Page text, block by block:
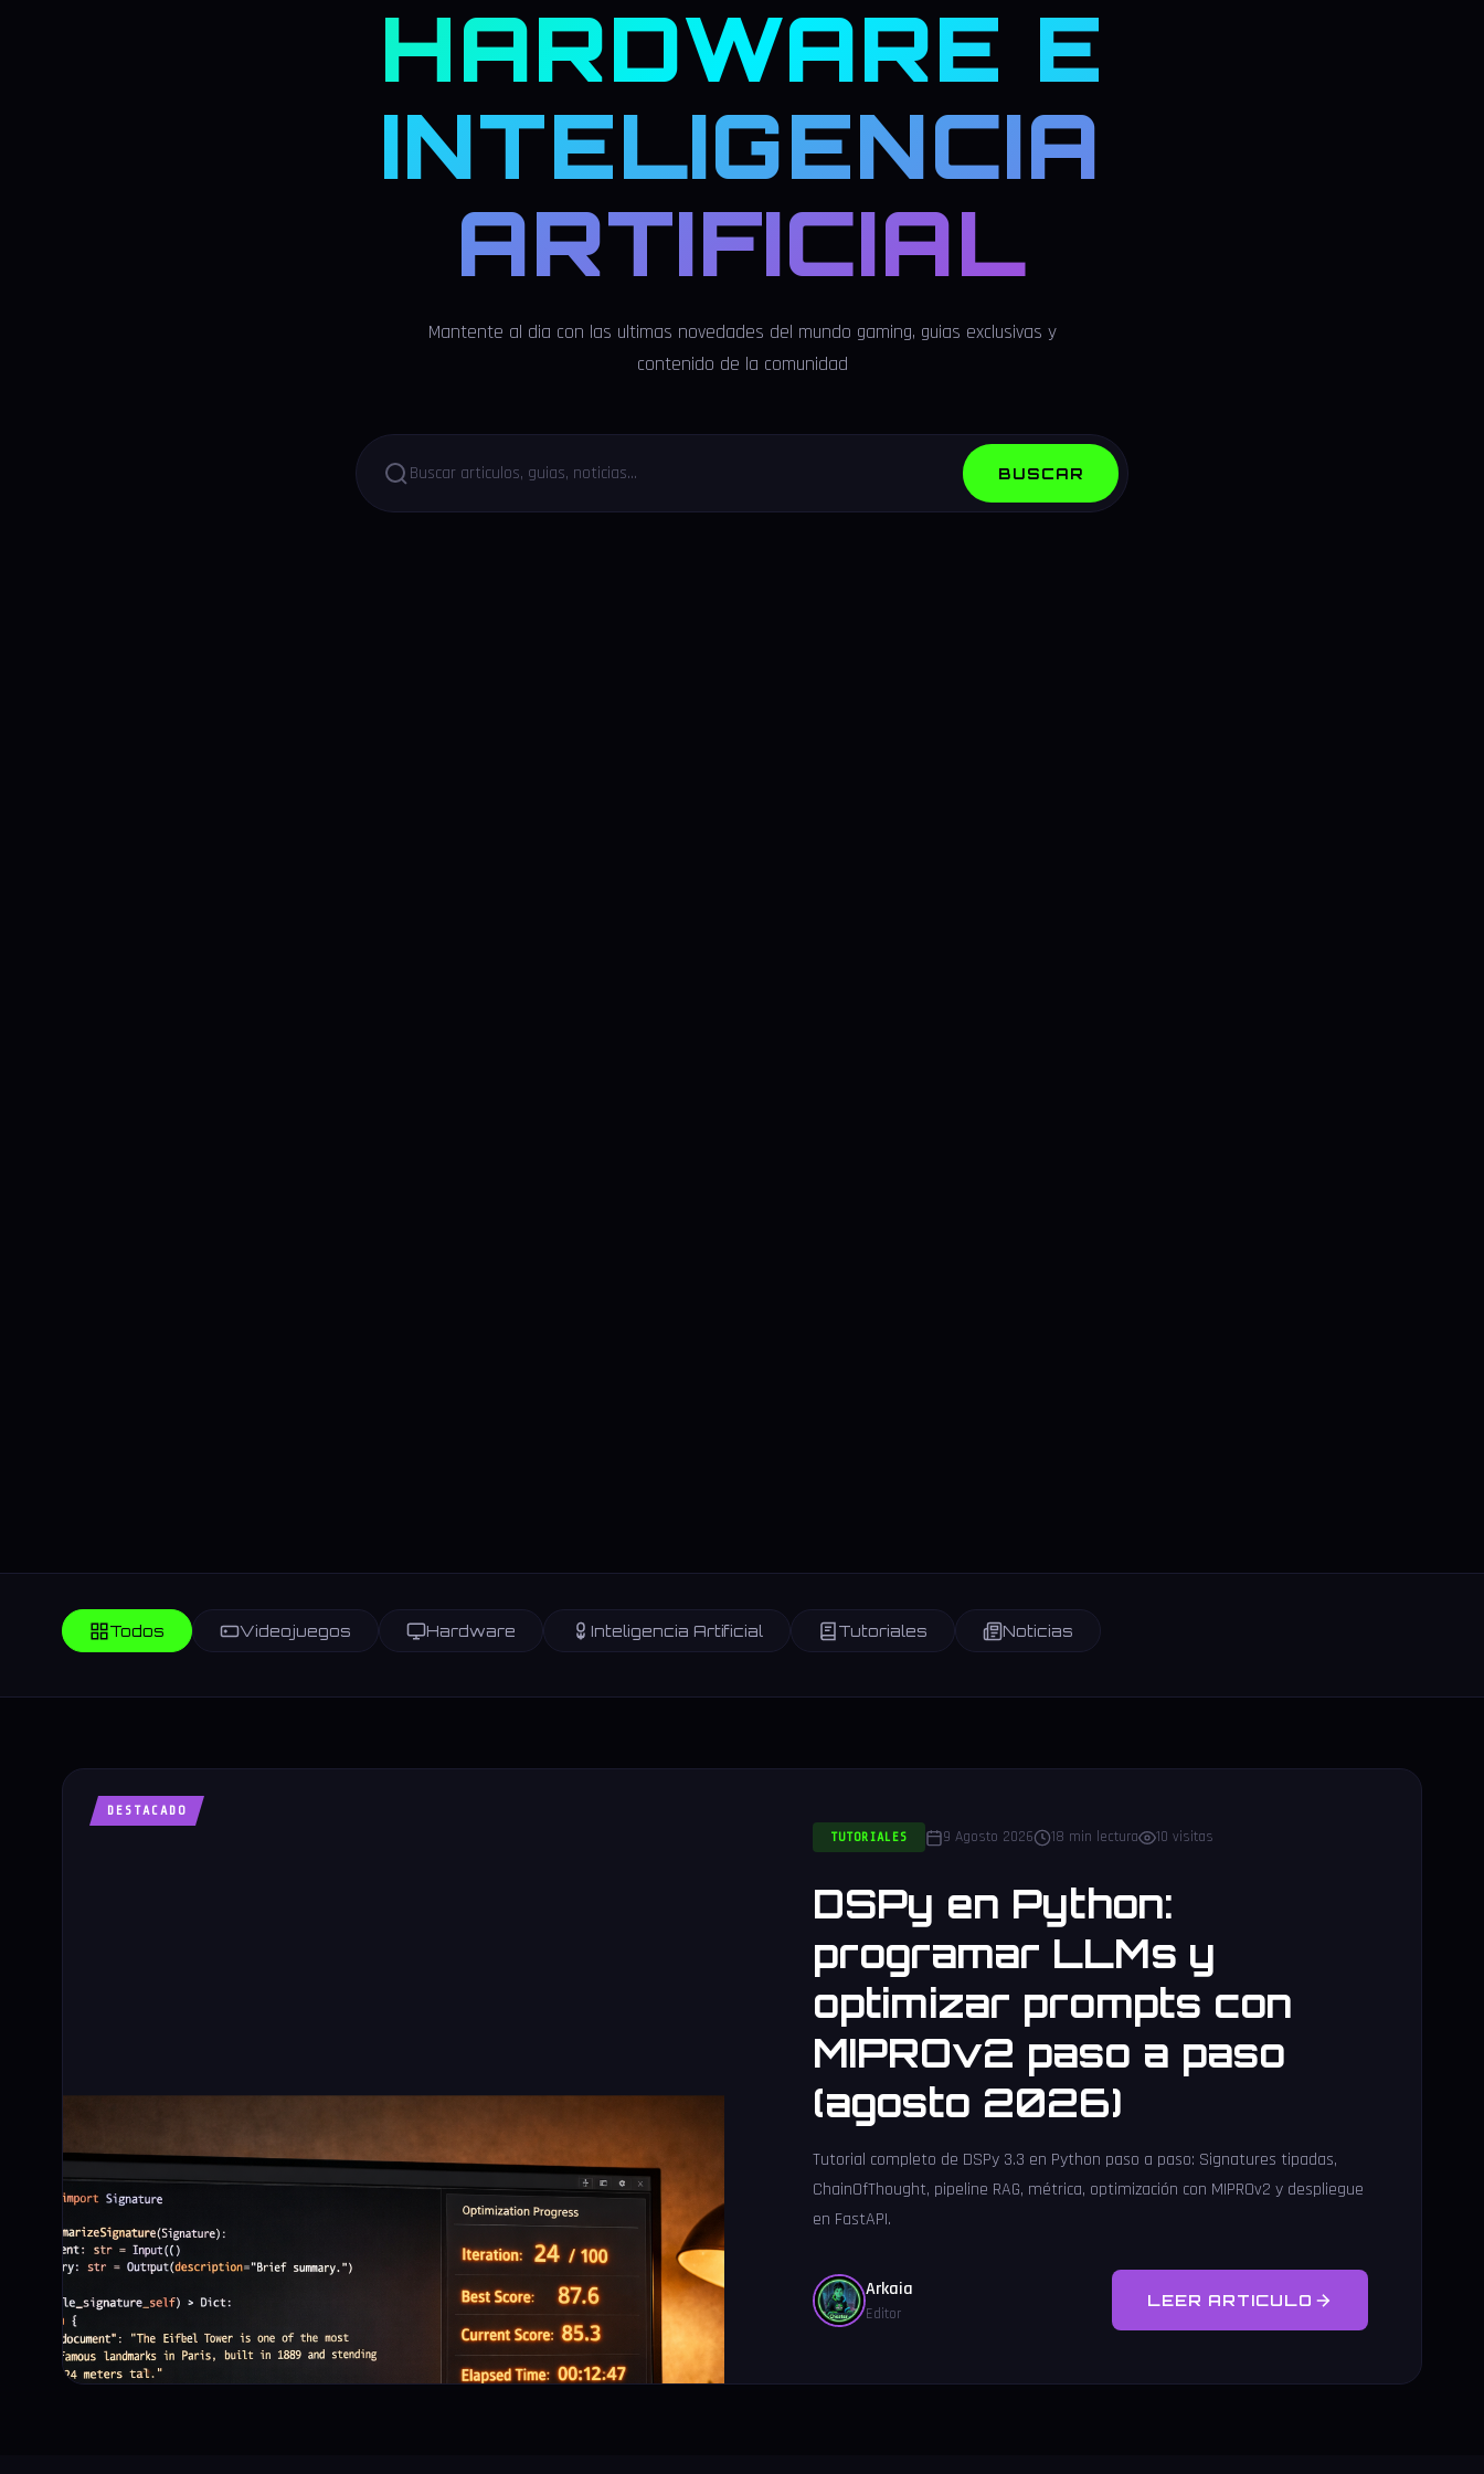
HARDWARE E
INTELIGENCIA
ARTIFICIAL
Mantente al dia con las ultimas novedades del mundo gaming, guias exclusivas y
contenido de la comunidad
BUSCAR
Todos Videojuegos Hardware Inteligencia Artificial Tutoriales Noticias
DESTACADO
TUTORIALES
9 Agosto 2026 18 min lectura 10 visitas
DSPy en Python:
programar LLMs y
optimizar prompts con
MIPROv2 paso a paso
(agosto 2026)
Tutorial completo de DSPy 3.3 en Python paso a paso: Signatures tipadas,
ChainOfThought, pipeline RAG, métrica, optimización con MIPROv2 y despliegue
en FastAPI.
Arkaia
Editor
LEER ARTICULO